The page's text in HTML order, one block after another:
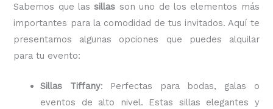
Sabemos que lassillas son uno de los elementos más
importantes para la comodidad de tus invitados. Aquí te
presentamos algunas opciones que puedes alquilar
para tu evento:
Sillas Tiffany: Perfectas para bodas, galas o
eventos de alto nivel. Estas sillas elegantes y